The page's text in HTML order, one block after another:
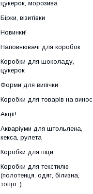
цукерок, морозива
Бірки, візитівки
Новинки!
Наповнювачі для коробок
Коробки для шоколаду,
цукерок
Форми для випічки
Коробки для товарів на винос
Акції!
Акваріуми для штольлена,
кекса, рулета
Коробки для піци
Коробки для текстилю
(полотенця, одяг, білизна,
тощо..)